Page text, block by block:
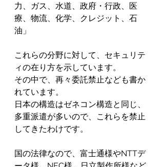
力、ガス、水道、政府・行政、医
療、物流、化学、クレジット、石
油」
これらの分野に対して、セキュリテ
ィの在り方を示しています。
その中で、再々委託禁止なども書か
れています。
日本の構造はゼネコン構造と同じ、
多重派遣が多いので、これらを禁止
してきたわけです。
国の法律なので、富士通様やNTTデ